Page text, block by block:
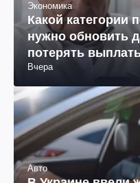
Экономика
Какой категории
нужно обновить
потерять
Вчера
Авто